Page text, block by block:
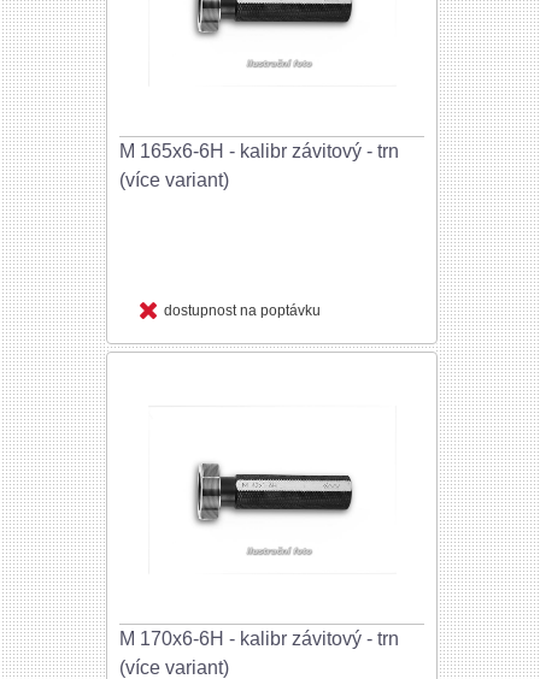
M 165x6-6H - kalibr závitový - trn
(více variant)
dostupnost na poptávku
M 170x6-6H - kalibr závitový - trn
(více variant)